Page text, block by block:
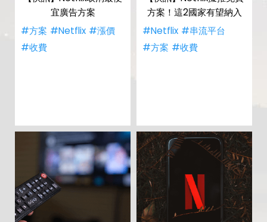
宜廣告方案
#方案 #Netflix #漲價
#收費
方案！這2國家有望納入
#Netflix #串流平台
#方案 #收費